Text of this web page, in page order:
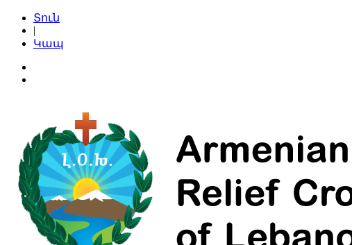
Տուն
|
Կապ